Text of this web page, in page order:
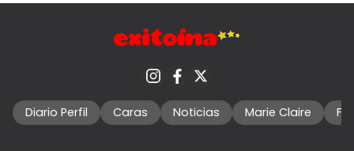
Diario Perfil Caras Noticias Marie Claire